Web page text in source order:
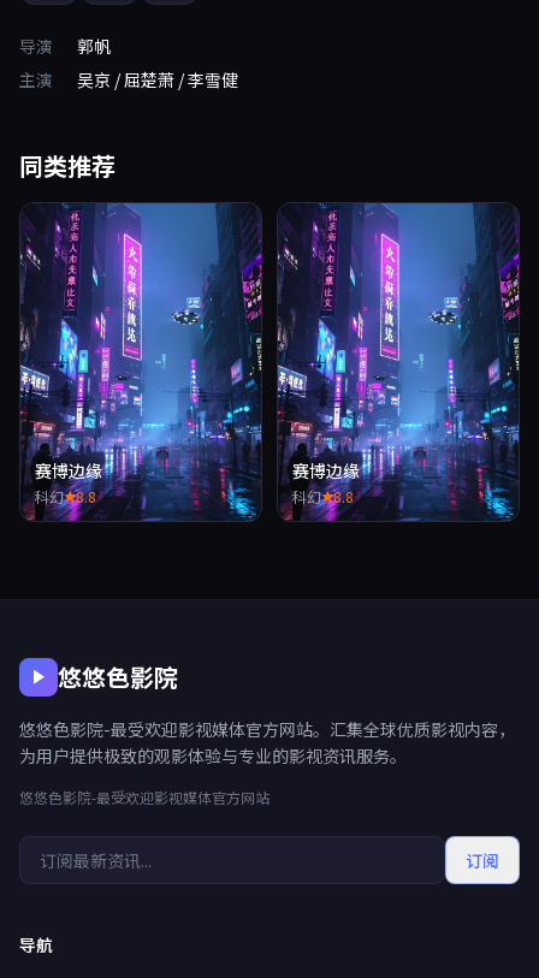
导演
郭帆
主演
吴京 / 屈楚萧 / 李雪健
同类推荐
赛博边缘
科幻 8.8
赛博边缘
科幻 8.8
悠悠色影院
悠悠色影院-最受欢迎影视媒体官方网站。汇集全球优质影视内容，
为用户提供极致的观影体验与专业的影视资讯服务。
悠悠色影院-最受欢迎影视媒体官方网站
订阅
导航